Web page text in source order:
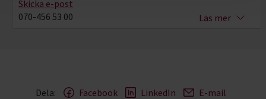
Skicka e-post
070-456 53 00
Läs mer
Dela: Facebook LinkedIn E-mail